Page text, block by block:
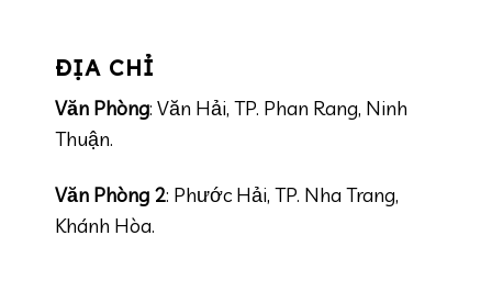
ĐỊA CHỈ
Văn Phòng: Văn Hải, TP. Phan Rang, Ninh
Thuận.
Văn Phòng 2: Phước Hải, TP. Nha Trang,
Khánh Hòa.